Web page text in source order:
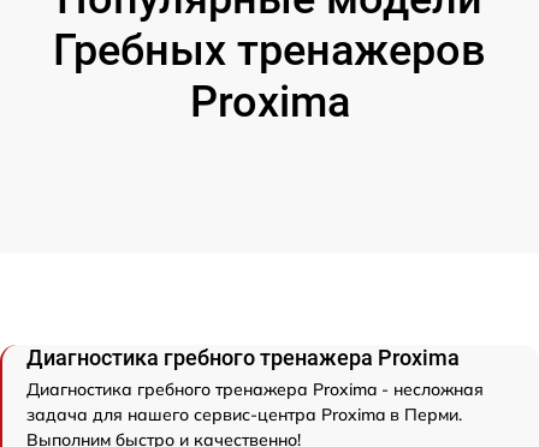
Гребных тренажеров
Proxima
Диагностика гребного тренажера Proxima
Диагностика гребного тренажера Proxima - несложная
задача для нашего сервис-центра Proxima в Перми.
Выполним быстро и качественно!